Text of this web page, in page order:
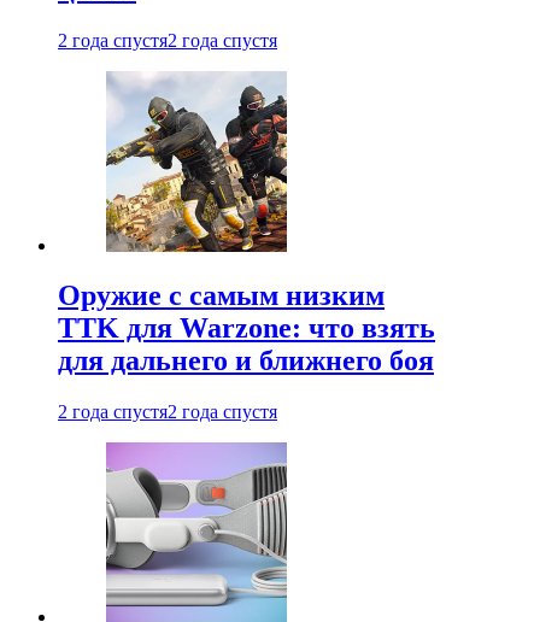
2 года спустя2 года спустя
Оружие с самым низким
TTK для Warzone: что взять
для дальнего и ближнего боя
2 года спустя2 года спустя